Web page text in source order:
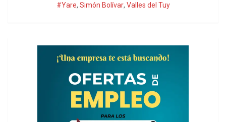
#Yare, Simón Bolívar, Valles del Tuy